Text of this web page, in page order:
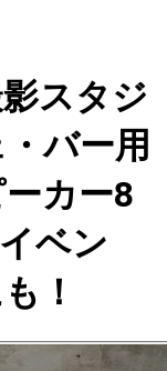
スタジ
バー用
カー8
ベン
！